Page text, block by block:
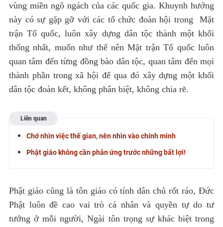
vùng miền ngõ ngách của các quốc gia. Khuynh hướng
này có sự gặp gỡ với các tổ chức đoàn hội trong Mặt
trận Tổ quốc, luôn xây dựng dân tộc thành một khối
thống nhất, muốn như thế nên Mặt trận Tổ quốc luôn
quan tâm đến từng đồng bào dân tộc, quan tâm đến mọi
thành phần trong xã hội để qua đó xây dựng một khối
dân tộc đoàn kết, không phân biệt, không chia rẽ.
Liên quan
Chớ nhìn việc thế gian, nên nhìn vào chính mình
Phật giáo không cần phản ứng trước những bất lợi!
Phật giáo cũng là tôn giáo có tính dân chủ rốt ráo, Đức
Phật luôn đề cao vai trò cá nhân và quyền tự do tư
tưởng ở mỗi người, Ngài tôn trọng sự khác biệt trong